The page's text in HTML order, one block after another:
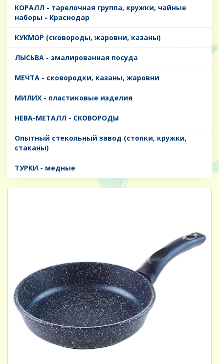
КОРАЛЛ - тарелочная группа, кружки, чайные
наборы - Краснодар
КУКМОР (сковороды, жаровни, казаны)
ЛЫСЬВА - эмалированная посуда
МЕЧТА - сковородки, казаны, жаровни
МИЛИХ - пластиковые изделия
НЕВА-МЕТАЛЛ - СКОВОРОДЫ
Опытный стекольный завод (стопки, кружки,
стаканы)
ТУРКИ - медные